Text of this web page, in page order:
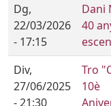
Dg,
22/03/2026
- 17:15
Dani
40
Div,
27/06/2025
- 21:30
Tro
10è